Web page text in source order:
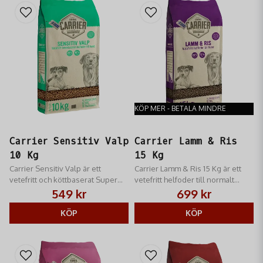
Carrier Sensitiv Valp
10 Kg
Carrier Sensitiv Valp är ett
vetefritt och köttbaserat Super
Premiumfoder i små lättuggade
549 kr
KÖP
KÖP MER - BETALA MINDRE
Carrier Lamm & Ris
15 Kg
Carrier Lamm & Ris 15 Kg är ett
vetefritt helfoder till normalt
aktiva hundar av alla raser.
699 kr
KÖP